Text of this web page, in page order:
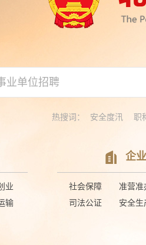
热搜词： 安全度汛 职
业
输
企
社会保障 准营准
司法公证
安全生